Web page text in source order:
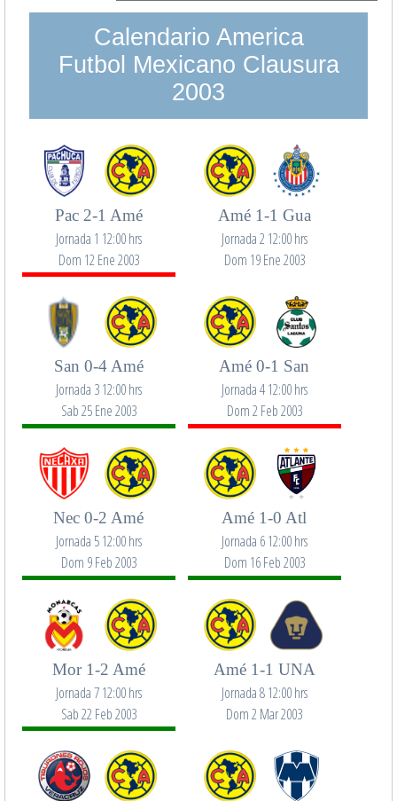
Calendario America
Futbol Mexicano Clausura
2003
Pac 2-1 Amé
Jornada 1 12:00 hrs
Dom 12 Ene 2003
Amé 1-1 Gua
Jornada 2 12:00 hrs
Dom 19 Ene 2003
San 0-4 Amé
Jornada 3 12:00 hrs
Sab 25 Ene 2003
Amé 0-1 San
Jornada 4 12:00 hrs
Dom 2 Feb 2003
Nec 0-2 Amé
Jornada 5 12:00 hrs
Dom 9 Feb 2003
Amé 1-0 Atl
Jornada 6 12:00 hrs
Dom 16 Feb 2003
Mor 1-2 Amé
Jornada 7 12:00 hrs
Sab 22 Feb 2003
Amé 1-1 UNA
Jornada 8 12:00 hrs
Dom 2 Mar 2003